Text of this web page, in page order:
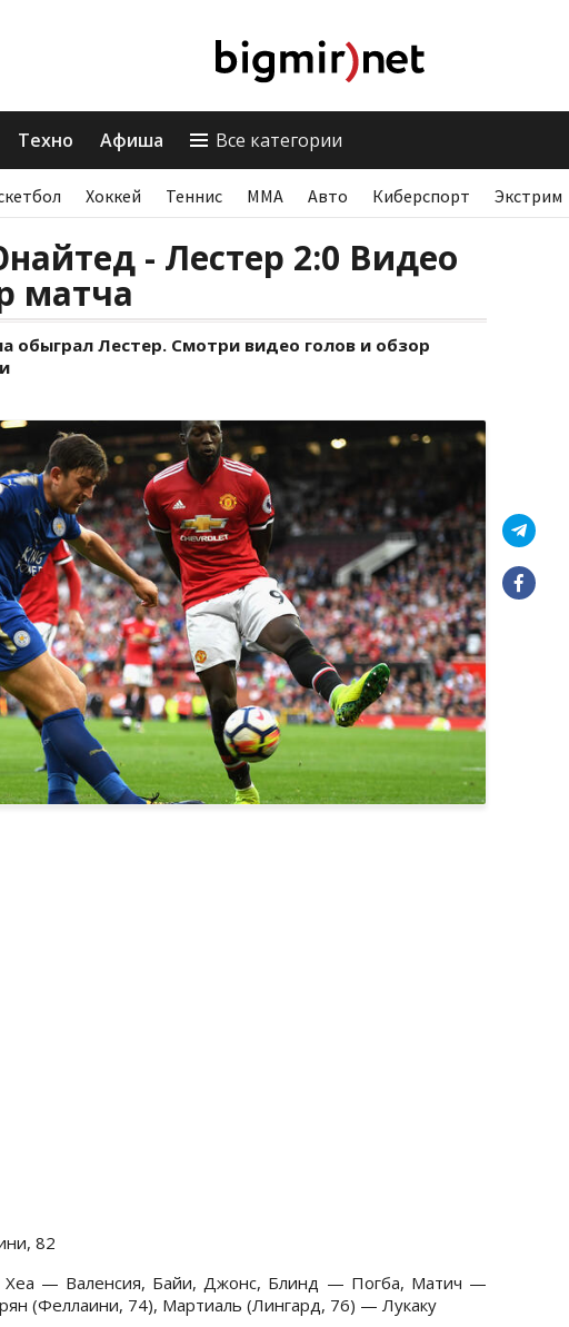
Техно Афиша Все категории
Хоккей Теннис ММА Авто Киберспорт Экстрим
- Лестер 2:0 Видео
матча
обыграл Лестер. Смотри видео голов и обзор
82
— Валенсия, Байи, Джонс, Блинд — Погба, Матич —
(Феллаини, 74), Мартиаль (Лингард, 76) — Лукаку